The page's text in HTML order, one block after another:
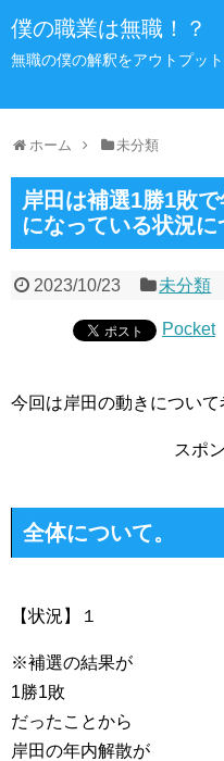
僕の職業は無職！？
無職の僕の解釈をアウトプット
ホーム 未分類
岸田は補選1勝1敗
になっている状況に
2023/10/23 未分類
Pocket
今回は岸田の動きについて
スポ
全体について。
【状況】１
※補選の結果が
1勝1敗
だったことから
岸田の年内解散が